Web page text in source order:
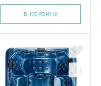
В КОРЗИНУ